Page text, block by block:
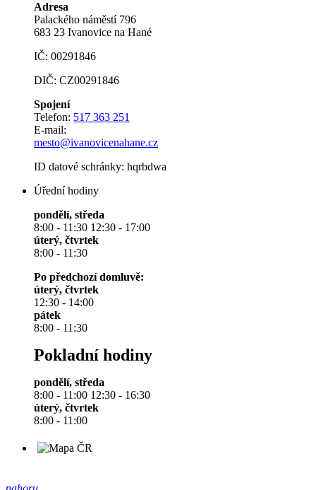
Adresa
Palackého náměstí 796
683 23 Ivanovice na Hané
IČ: 00291846
DIČ: CZ00291846
Spojení
Telefon: 517 363 251
E-mail:
mesto@ivanovicenahane.cz
ID datové schránky: hqrbdwa
Úřední hodiny
pondělí, středa
8:00 - 11:30 12:30 - 17:00
úterý, čtvrtek
8:00 - 11:30
Po předchozí domluvě:
úterý, čtvrtek
12:30 - 14:00
pátek
8:00 - 11:30
Pokladní hodiny
pondělí, středa
8:00 - 11:00 12:30 - 16:30
úterý, čtvrtek
8:00 - 11:00